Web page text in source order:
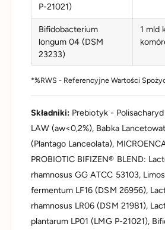
P-21021)
Bifidobacterium
longum 04 (DSM
23233)
1 mld
*%RWS - Referencyjne Wartości
Składniki: Prebiotyk -
LAW (aw<0,2%), Babka
(Plantago Lanceolata),
PROBIOTIC BIFIZEN® BLEND:
rhamnosus GG ATCC 53103,
fermentum LF16 (DSM 26956),
rhamnosus LR06 (DSM 21981),
plantarum LP01 (LMG P-21021),